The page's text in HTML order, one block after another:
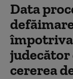
Data
împotriva
judecător
cererea